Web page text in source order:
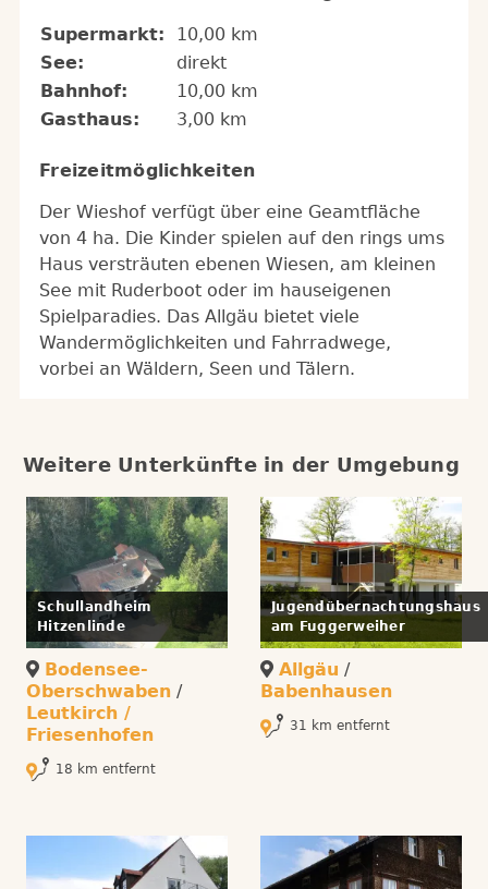
Supermarkt:
10,00 km
See:
direkt
Bahnhof:
10,00 km
Gasthaus:
3,00 km
Freizeitmöglichkeiten
Der Wieshof verfügt über eine Geamtfläche
von 4 ha. Die Kinder spielen auf den rings ums
Haus versträuten ebenen Wiesen, am kleinen
See mit Ruderboot oder im hauseigenen
Spielparadies. Das Allgäu bietet viele
Wandermöglichkeiten und Fahrradwege,
vorbei an Wäldern, Seen und Tälern.
Weitere Unterkünfte in der Umgebung
Schullandheim
Hitzenlinde
Bodensee-
Oberschwaben /
Leutkirch /
Friesenhofen
18 km entfernt
Jugendübernachtungshaus
am Fuggerweiher
Allgäu /
Babenhausen
31 km entfernt